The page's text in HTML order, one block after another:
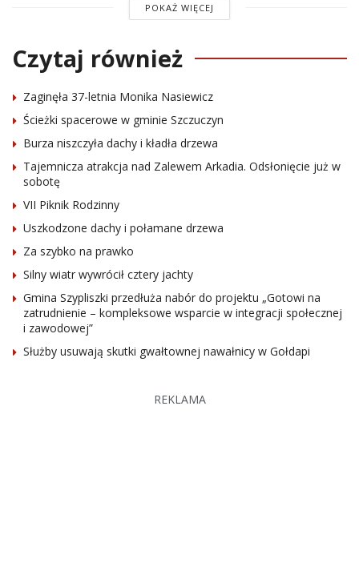
POKAŻ WIĘCEJ
Czytaj również
Zaginęła 37-letnia Monika Nasiewicz
Ścieżki spacerowe w gminie Szczuczyn
Burza niszczyła dachy i kładła drzewa
Tajemnicza atrakcja nad Zalewem Arkadia. Odsłonięcie już w
sobotę
VII Piknik Rodzinny
Uszkodzone dachy i połamane drzewa
Za szybko na prawko
Silny wiatr wywrócił cztery jachty
Gmina Szypliszki przedłuża nabór do projektu „Gotowi na
zatrudnienie – kompleksowe wsparcie w integracji społecznej
i zawodowej”
Służby usuwają skutki gwałtownej nawałnicy w Gołdapi
REKLAMA